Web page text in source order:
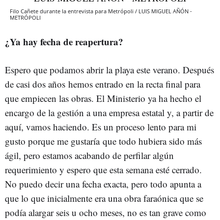
Filo Cañete durante la entrevista para Metrópoli / LUIS MIGUEL AÑÓN -
METRÓPOLI
¿Ya hay fecha de reapertura?
Espero que podamos abrir la playa este verano. Después
de casi dos años hemos entrado en la recta final para
que empiecen las obras. El Ministerio ya ha hecho el
encargo de la gestión a una empresa estatal y, a partir de
aquí, vamos haciendo. Es un proceso lento para mi
gusto porque me gustaría que todo hubiera sido más
ágil, pero estamos acabando de perfilar algún
requerimiento y espero que esta semana esté cerrado.
No puedo decir una fecha exacta, pero todo apunta a
que lo que inicialmente era una obra faraónica que se
podía alargar seis u ocho meses, no es tan grave como